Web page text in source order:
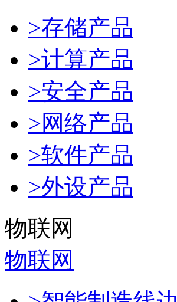
>存储产品
>计算产品
>安全产品
>网络产品
>软件产品
>外设产品
物联网
物联网